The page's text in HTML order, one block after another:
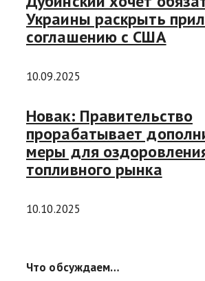
Украины раскрыть
соглашению с США
10.09.2025
Новак: Правительство
прорабатывает
меры для
топливного рынка
10.10.2025
Что обсуждаем…